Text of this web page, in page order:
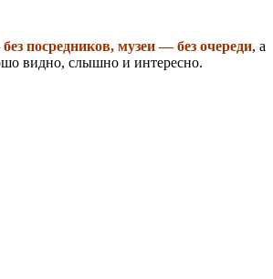
посредников, музеи — без очереди, а
видно, слышно и интересно.